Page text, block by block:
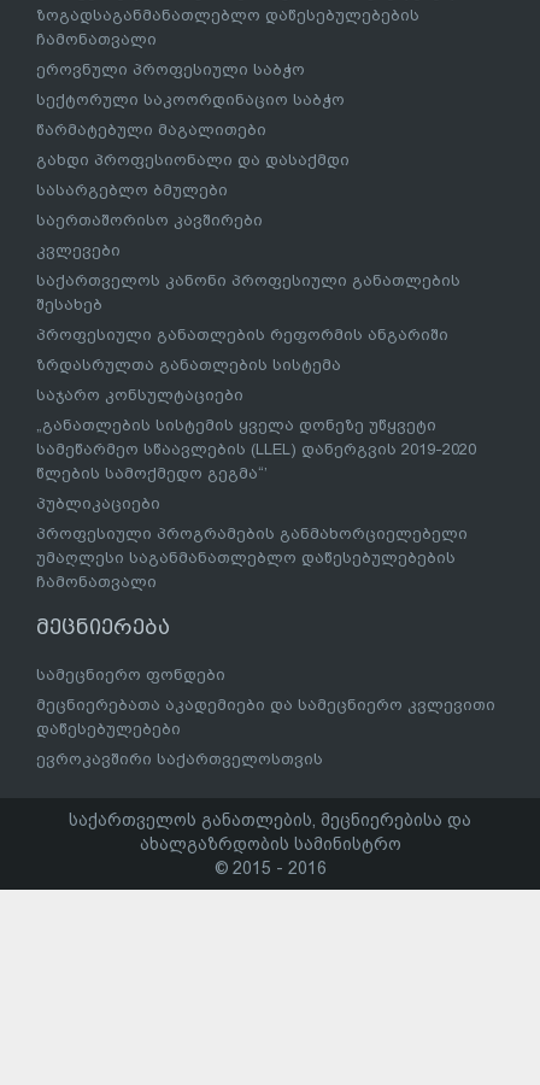
ზოგადსაგანმანათლებლო დაწესებულებების
ჩამონათვალი
ეროვნული პროფესიული საბჭო
სექტორული საკოორდინაციო საბჭო
წარმატებული მაგალითები
გახდი პროფესიონალი და დასაქმდი
სასარგებლო ბმულები
საერთაშორისო კავშირები
კვლევები
საქართველოს კანონი პროფესიული განათლების
შესახებ
პროფესიული განათლების რეფორმის ანგარიში
ზრდასრულთა განათლების სისტემა
საჯარო კონსულტაციები
„განათლების სისტემის ყველა დონეზე უწყვეტი
სამეწარმეო სწაავლების (LLEL) დანერგვის 2019-2020
წლების სამოქმედო გეგმა“’
პუბლიკაციები
პროფესიული პროგრამების განმახორციელებელი
უმაღლესი საგანმანათლებლო დაწესებულებების
ჩამონათვალი
მეცნიერება
სამეცნიერო ფონდები
მეცნიერებათა აკადემიები და სამეცნიერო კვლევითი
დაწესებულებები
ევროკავშირი საქართველოსთვის
საქართველოს განათლების, მეცნიერებისა და
ახალგაზრდობის სამინისტრო
© 2015 - 2016